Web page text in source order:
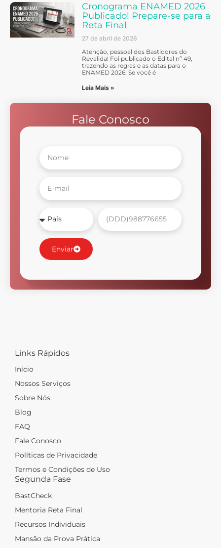
Cronograma ENAMED 2026
Publicado! Prepare-se para a
Reta Final
27 de abril de 2026
Atenção, pessoal dos Bastidores do
Revalida! Foi publicado o Edital nº 49,
trazendo as regras e as datas para o
ENAMED 2026. Se você é
Leia Mais »
Fale Conosco
Enviar
Links Rápidos
Início
Nossos Serviços
Sobre Nós
Blog
FAQ
Fale Conosco
Políticas de Privacidade
Termos e Condições de Uso
Segunda Fase
BastCheck
Mentoria Reta Final
Recursos Individuais
Mansão da Prova Prática